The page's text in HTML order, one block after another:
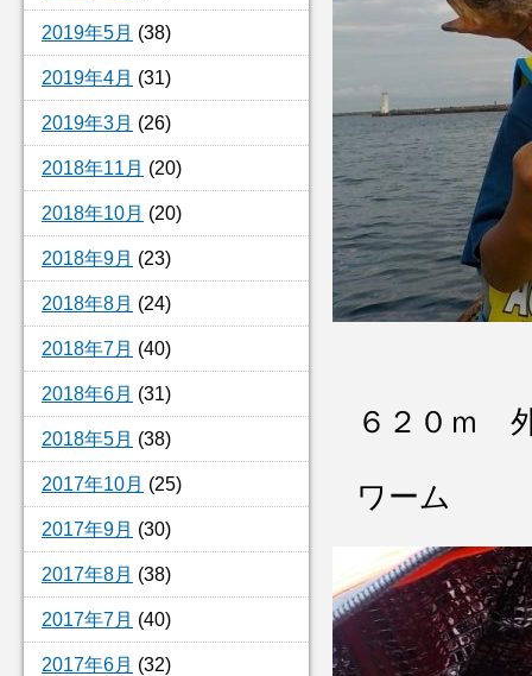
2019年5月 (38)
2019年4月 (31)
2019年3月 (26)
2018年11月 (20)
2018年10月 (20)
2018年9月 (23)
2018年8月 (24)
2018年7月 (40)
2018年6月 (31)
2018年5月 (38)
2017年10月 (25)
2017年9月 (30)
2017年8月 (38)
2017年7月 (40)
2017年6月 (32)
６２０ｍ
ワーム